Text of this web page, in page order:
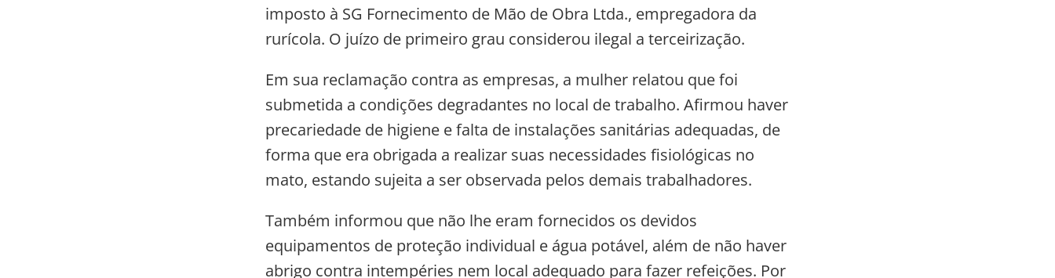
imposto à SG Fornecimento de Mão de Obra Ltda., empregadora da
rurícola. O juízo de primeiro grau considerou ilegal a terceirização.
Em sua reclamação contra as empresas, a mulher relatou que foi
submetida a condições degradantes no local de trabalho. Afirmou haver
precariedade de higiene e falta de instalações sanitárias adequadas, de
forma que era obrigada a realizar suas necessidades fisiológicas no
mato, estando sujeita a ser observada pelos demais trabalhadores.
Também informou que não lhe eram fornecidos os devidos
equipamentos de proteção individual e água potável, além de não haver
abrigo contra intempéries nem local adequado para fazer refeições. Por